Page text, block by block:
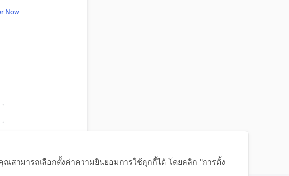
Now
สามารถเลือกตั้งค่าความยินยอมการใช้คุกกี้ได้ โดยคลิก "การตั้ง